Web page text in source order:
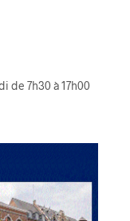
de 7h30 à 17h00